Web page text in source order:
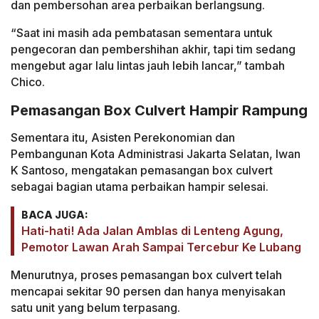
dan pembersohan area perbaikan berlangsung.
“Saat ini masih ada pembatasan sementara untuk
pengecoran dan pembershihan akhir, tapi tim sedang
mengebut agar lalu lintas jauh lebih lancar,” tambah
Chico.
Pemasangan Box Culvert Hampir Rampung
Sementara itu, Asisten Perekonomian dan
Pembangunan Kota Administrasi Jakarta Selatan, Iwan
K Santoso, mengatakan pemasangan box culvert
sebagai bagian utama perbaikan hampir selesai.
BACA JUGA:
Hati-hati! Ada Jalan Amblas di Lenteng Agung,
Pemotor Lawan Arah Sampai Tercebur Ke Lubang
Menurutnya, proses pemasangan box culvert telah
mencapai sekitar 90 persen dan hanya menyisakan
satu unit yang belum terpasang.